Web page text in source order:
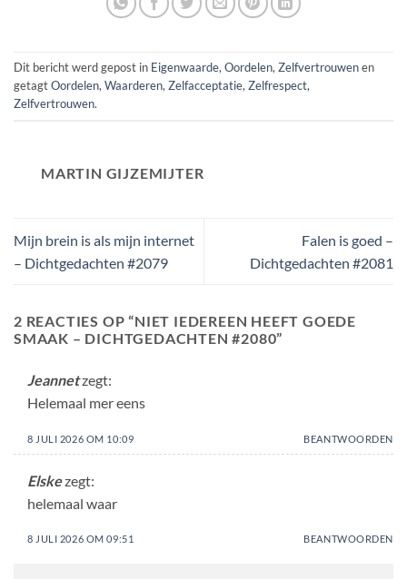
Dit bericht werd gepost in Eigenwaarde, Oordelen, Zelfvertrouwenen
getagtOordelen, Waarderen, Zelfacceptatie, Zelfrespect,
Zelfvertrouwen.
MARTIN GIJZEMIJTER
Mijn brein is als mijn internet
– Dichtgedachten #2079
Falen is goed –
Dichtgedachten #2081
2 REACTIES OP “NIET IEDEREEN HEEFT GOEDE
SMAAK – DICHTGEDACHTEN #2080”
Jeannetzegt:
Helemaal mer eens
8 JULI 2026 OM 10:09 BEANTWOORDEN
Elskezegt:
helemaal waar
8 JULI 2026 OM 09:51 BEANTWOORDEN